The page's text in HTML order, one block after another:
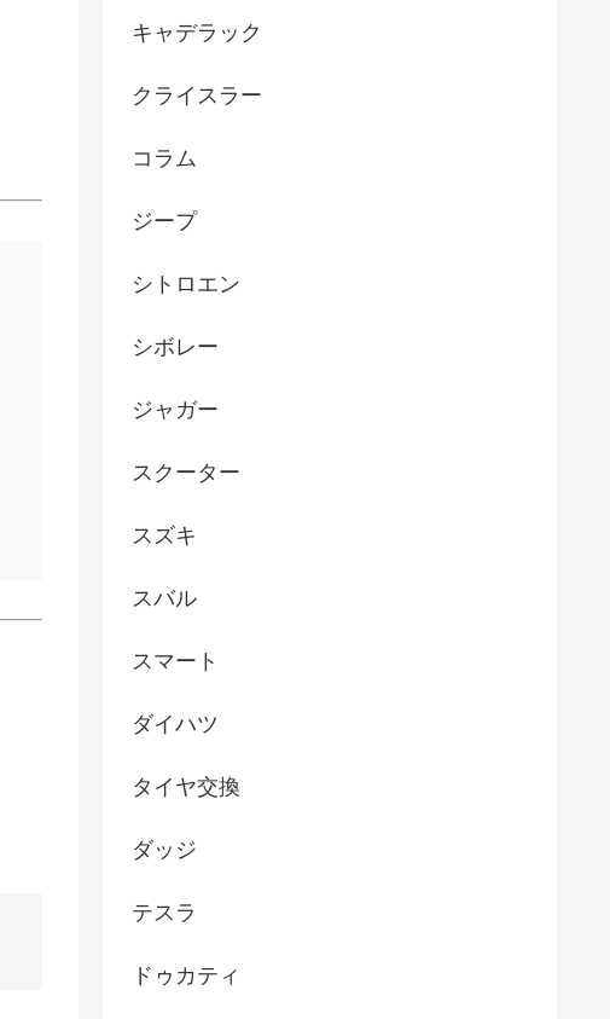
キャデラック
クライスラー
コラム
ジープ
シトロエン
シボレー
ジャガー
スクーター
スズキ
スバル
スマート
ダイハツ
タイヤ交換
ダッジ
テスラ
ドゥカティ